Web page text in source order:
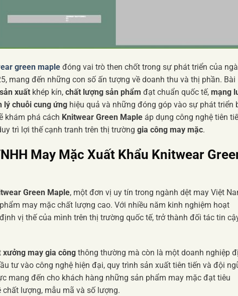
green maple đóng vai trò then chốt trong sự phát triển của
mang đến những con số ấn tượng về doanh thu và thị phần. Bài
xuất khép kín, chất lượng sản phẩm đạt chuẩn quốc tế, mạng
lý chuỗi cung ứng hiệu quả và những đóng góp vào sự phát triển
khám phá cách Knitwear Green Maple áp dụng công nghệ tiên
trì lợi thế cạnh tranh trên thị trường gia công may mặc.
May Mặc Xuất Khẩu Knitwear
Green Maple, một đơn vị uy tín trong ngành dệt may Việt
may mặc chất lượng cao. Với nhiều năm kinh nghiệm hoạt
vị thế của mình trên thị trường quốc tế, trở thành đối tác tin
xưởng may gia công thông thường mà còn là một doanh nghiệp
tư vào công nghệ hiện đại, quy trình sản xuất tiên tiến và đội
mang đến cho khách hàng những sản phẩm may mặc đạt tiêu
lượng, mẫu mã và số lượng.